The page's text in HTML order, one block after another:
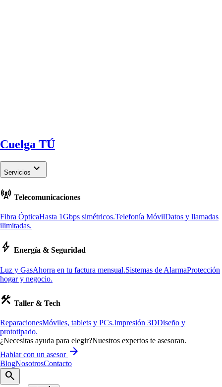
Cuelga TÚ
Servicios keyboard_arrow_down
cell_tower Telecomunicaciones
Fibra ÓpticaHasta 1Gbps simétricos.Telefonía MóvilDatos y llamadas
ilimitadas.
bolt Energía & Seguridad
Luz y GasAhorra en tu factura mensual.Sistemas de AlarmaProtección
hogar y negocio.
construction Taller & Tech
ReparacionesMóviles, tablets y PCs.Impresión 3DDiseño y
prototipado.
¿Necesitas ayuda para elegir?Nuestros expertos te asesoran.
Hablar con un asesor arrow_forward
BlogNosotrosContacto
search